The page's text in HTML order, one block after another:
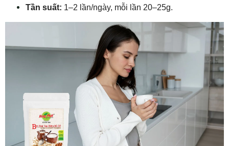
Tần suất: 1–2 lần/ngày, mỗi lần 20–25g.